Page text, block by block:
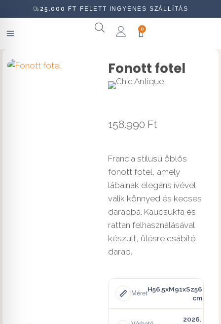
25.000 FT FELETT INGYENES SZÁLLÍTÁS
0
Fonott fotel
158.990 Ft
Francia stílusú öblös
fonott fotel, amely
lábainak elegáns ívével
válik könnyed és kecses
darabbá. Kaucsukfa és
rattan felhasználásával
készült, ülésre csábító
darab.
Méret
H56,5xM91xSz56
cm
2026.